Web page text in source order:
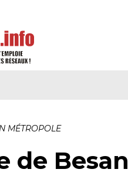
MÉTROPOLE
de